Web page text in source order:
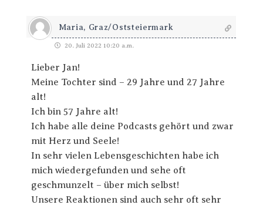
Maria, Graz/Oststeiermark
20. Juli 2022 10:20 a.m.
Lieber Jan!
Meine Tochter sind – 29 Jahre und 27 Jahre
alt!
Ich bin 57 Jahre alt!
Ich habe alle deine Podcasts gehört und zwar
mit Herz und Seele!
In sehr vielen Lebensgeschichten habe ich
mich wiedergefunden und sehe oft
geschmunzelt – über mich selbst!
Unsere Reaktionen sind auch sehr oft sehr